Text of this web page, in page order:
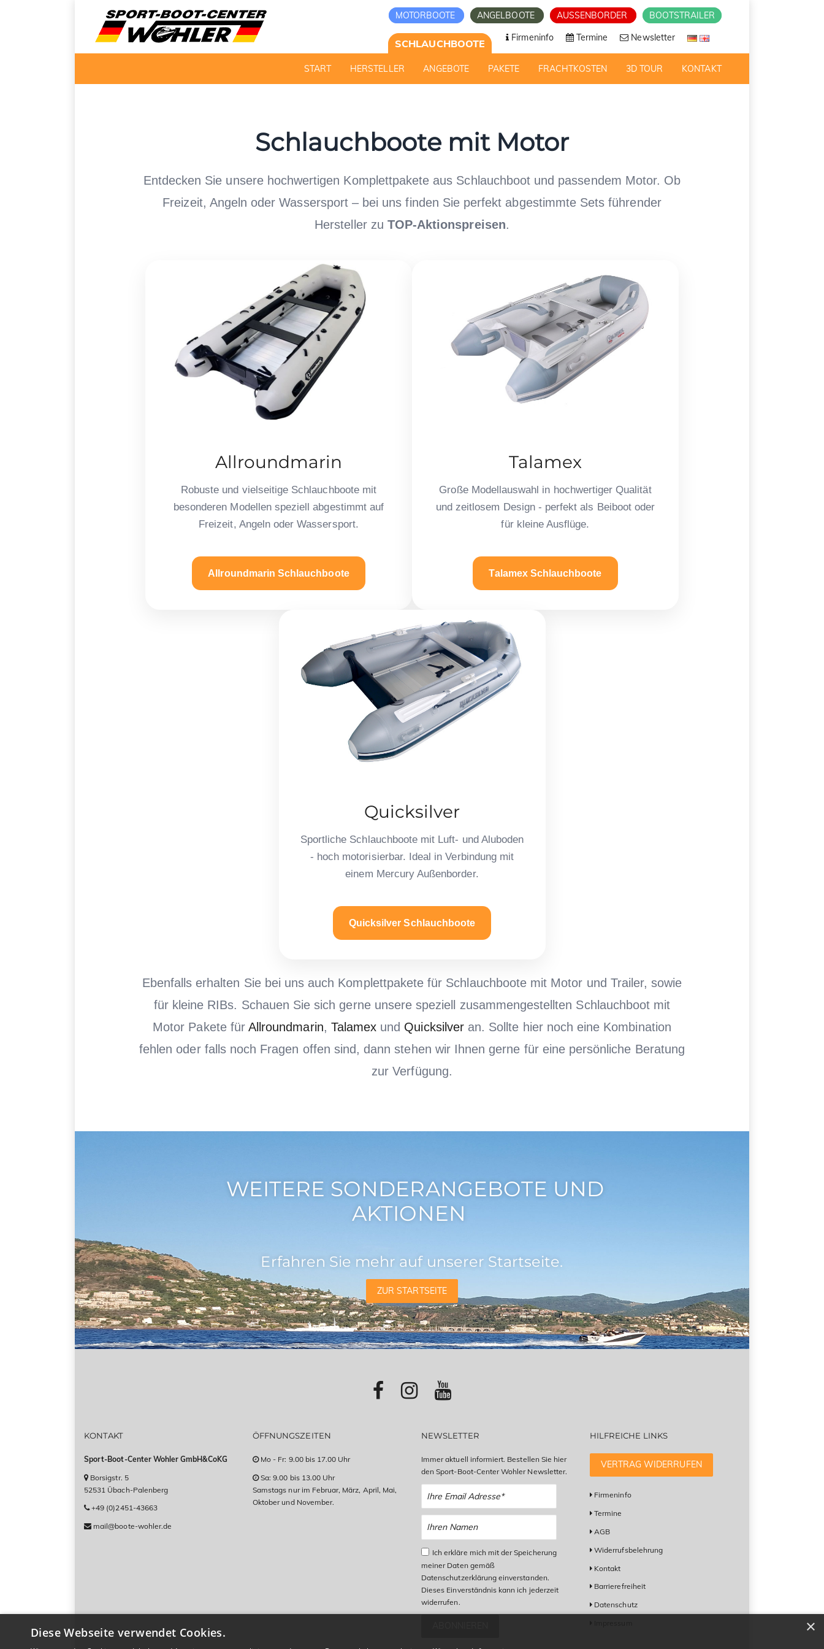
MOTORBOOTE ANGELBOOTE AUSSENBORDER BOOTSTRAILER
SCHLAUCHBOOTE Firmeninfo Termine Newsletter
START HERSTELLER ANGEBOTE PAKETE FRACHTKOSTEN 3D TOUR KONTAKT
Schlauchboote mit Motor
Entdecken Sie unsere hochwertigen Komplettpakete aus Schlauchboot und passendem Motor. Ob
Freizeit, Angeln oder Wassersport – bei uns finden Sie perfekt abgestimmte Sets führender
Hersteller zu TOP-Aktionspreisen.
Allroundmarin
Robuste und vielseitige Schlauchboote mit
besonderen Modellen speziell abgestimmt auf
Freizeit, Angeln oder Wassersport.
Allroundmarin Schlauchboote
Talamex
Große Modellauswahl in hochwertiger Qualität
und zeitlosem Design - perfekt als Beiboot oder
für kleine Ausflüge.
Talamex Schlauchboote
Quicksilver
Sportliche Schlauchboote mit Luft- und Aluboden
- hoch motorisierbar. Ideal in Verbindung mit
einem Mercury Außenborder.
Quicksilver Schlauchboote
Ebenfalls erhalten Sie bei uns auch Komplettpakete für Schlauchboote mit Motor und Trailer, sowie
für kleine RIBs. Schauen Sie sich gerne unsere speziell zusammengestellten Schlauchboot mit
Motor Pakete für Allroundmarin, Talamex und Quicksilveran. Sollte hier noch eine Kombination
fehlen oder falls noch Fragen offen sind, dann stehen wir Ihnen gerne für eine persönliche Beratung
zur Verfügung.
WEITERE SONDERANGEBOTE UND
AKTIONEN
Erfahren Sie mehr auf unserer Startseite.
ZUR STARTSEITE
KONTAKT
Sport-Boot-Center Wohler GmbH&CoKG
Borsigstr. 5
52531 Übach-Palenberg
+49 (0)2451-43663
mail@boote-wohler.de
ÖFFNUNGSZEITEN
Mo - Fr: 9.00 bis 17.00 Uhr
Sa: 9.00 bis 13.00 Uhr
Samstags nur im Februar, März, April, Mai,
Oktober und November.
NEWSLETTER
Immer aktuell informiert. Bestellen Sie hier
den Sport-Boot-Center Wohler Newsletter.
Ich erkläre mich mit der Speicherung
meiner Daten gemäß
Datenschutzerklärung einverstanden.
Dieses Einverständnis kann ich jederzeit
widerrufen.
HILFREICHE LINKS
VERTRAG WIDERRUFEN
Firmeninfo
Termine
AGB
Widerrufsbelehrung
Kontakt
Barrierefreiheit
Datenschutz
×
Diese Webseite verwendet Cookies.